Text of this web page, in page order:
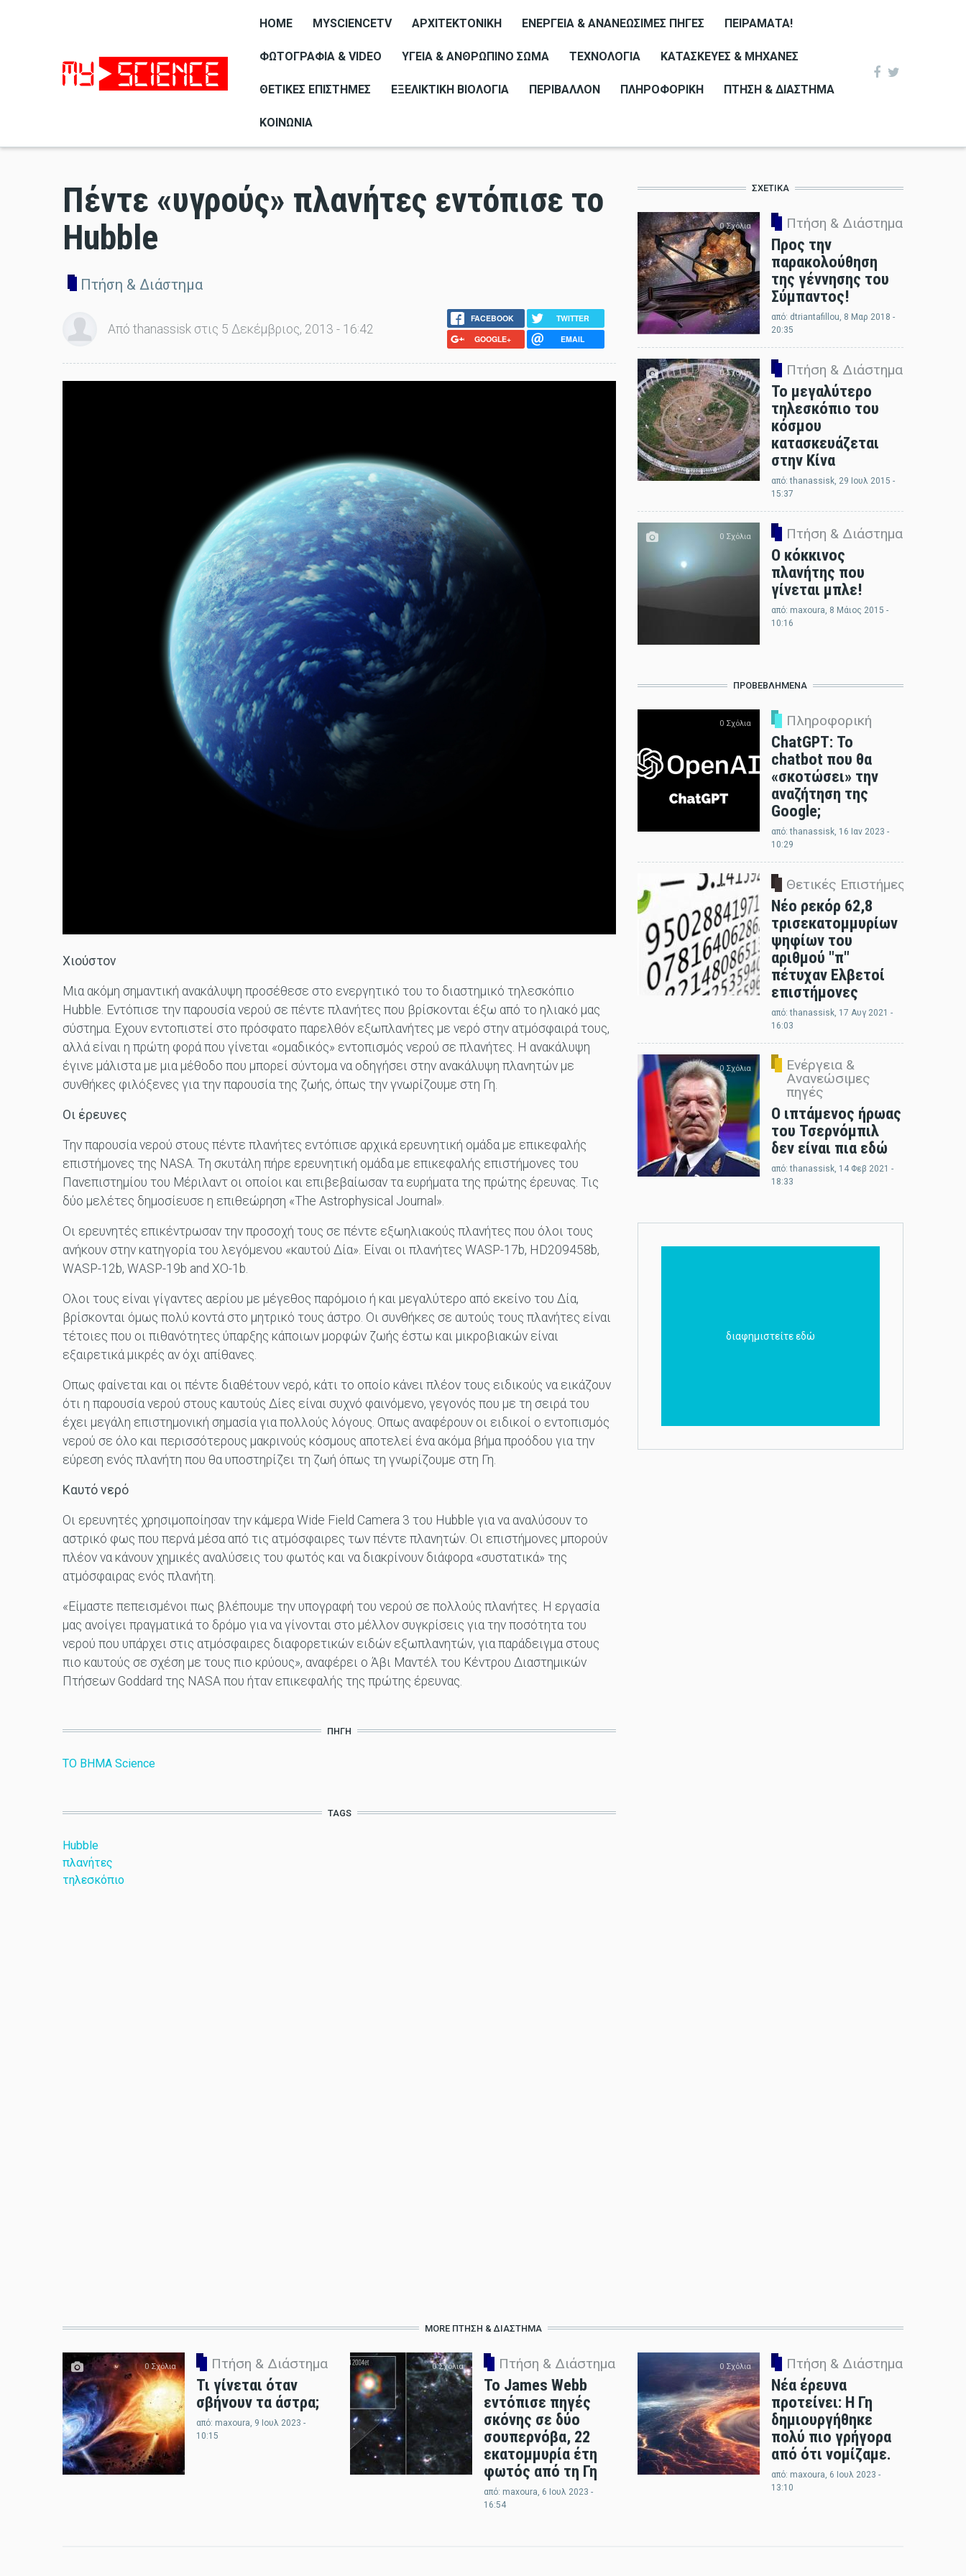
HOME MYSCIENCETV ΑΡΧΙΤΕΚΤΟΝΙΚΉ ΕΝΈΡΓΕΙΑ & ΑΝΑΝΕΏΣΙΜΕΣ ΠΗΓΈΣ ΠΕΙΡΆΜΑΤΑ!
ΦΩΤΟΓΡΑΦΊΑ & VIDEO ΥΓΕΊΑ & ΑΝΘΡΏΠΙΝΟ ΣΏΜΑ ΤΕΧΝΟΛΟΓΊΑ ΚΑΤΑΣΚΕΥΈΣ & ΜΗΧΑΝΈΣ
ΘΕΤΙΚΈΣ ΕΠΙΣΤΉΜΕΣ ΕΞΕΛΙΚΤΙΚΉ ΒΙΟΛΟΓΊΑ ΠΕΡΙΒΆΛΛΟΝ ΠΛΗΡΟΦΟΡΙΚΉ ΠΤΉΣΗ & ΔΙΆΣΤΗΜΑ
ΚΟΙΝΩΝΊΑ
Πέντε «υγρούς» πλανήτες εντόπισε το
Hubble
Πτήση & Διάστημα
Από thanassisk στις 5 Δεκέμβριος, 2013 - 16:42
FACEBOOK
TWITTER
GOOGLE+
EMAIL
Χιούστον
Μια ακόμη σημαντική ανακάλυψη προσέθεσε στο ενεργητικό του το διαστημικό τηλεσκόπιο
Hubble. Εντόπισε την παρουσία νερού σε πέντε πλανήτες που βρίσκονται έξω από το ηλιακό μας
σύστημα. Εχουν εντοπιστεί στο πρόσφατο παρελθόν εξωπλανήτες με νερό στην ατμόσφαιρά τους,
αλλά είναι η πρώτη φορά που γίνεται «ομαδικός» εντοπισμός νερού σε πλανήτες. Η ανακάλυψη
έγινε μάλιστα με μια μέθοδο που μπορεί σύντομα να οδηγήσει στην ανακάλυψη πλανητών με
συνθήκες φιλόξενες για την παρουσία της ζωής, όπως την γνωρίζουμε στη Γη.
Οι έρευνες
Την παρουσία νερού στους πέντε πλανήτες εντόπισε αρχικά ερευνητική ομάδα με επικεφαλής
επιστήμονες της NASA. Τη σκυτάλη πήρε ερευνητική ομάδα με επικεφαλής επιστήμονες του
Πανεπιστημίου του Μέριλαντ οι οποίοι και επιβεβαίωσαν τα ευρήματα της πρώτης έρευνας. Τις
δύο μελέτες δημοσίευσε η επιθεώρηση «The Astrophysical Journal».
Οι ερευνητές επικέντρωσαν την προσοχή τους σε πέντε εξωηλιακούς πλανήτες που όλοι τους
ανήκουν στην κατηγορία του λεγόμενου «καυτού Δία». Είναι οι πλανήτες WASP-17b, HD209458b,
WASP-12b, WASP-19b and XO-1b.
Ολοι τους είναι γίγαντες αερίου με μέγεθος παρόμοιο ή και μεγαλύτερο από εκείνο του Δία,
βρίσκονται όμως πολύ κοντά στο μητρικό τους άστρο. Οι συνθήκες σε αυτούς τους πλανήτες είναι
τέτοιες που οι πιθανότητες ύπαρξης κάποιων μορφών ζωής έστω και μικροβιακών είναι
εξαιρετικά μικρές αν όχι απίθανες.
Οπως φαίνεται και οι πέντε διαθέτουν νερό, κάτι το οποίο κάνει πλέον τους ειδικούς να εικάζουν
ότι η παρουσία νερού στους καυτούς Δίες είναι συχνό φαινόμενο, γεγονός που με τη σειρά του
έχει μεγάλη επιστημονική σημασία για πολλούς λόγους. Οπως αναφέρουν οι ειδικοί ο εντοπισμός
νερού σε όλο και περισσότερους μακρινούς κόσμους αποτελεί ένα ακόμα βήμα προόδου για την
εύρεση ενός πλανήτη που θα υποστηρίζει τη ζωή όπως τη γνωρίζουμε στη Γη.
Καυτό νερό
Οι ερευνητές χρησιμοποίησαν την κάμερα Wide Field Camera 3 του Hubble για να αναλύσουν το
αστρικό φως που περνά μέσα από τις ατμόσφαιρες των πέντε πλανητών. Οι επιστήμονες μπορούν
πλέον να κάνουν χημικές αναλύσεις του φωτός και να διακρίνουν διάφορα «συστατικά» της
ατμόσφαιρας ενός πλανήτη.
«Είμαστε πεπεισμένοι πως βλέπουμε την υπογραφή του νερού σε πολλούς πλανήτες. Η εργασία
μας ανοίγει πραγματικά το δρόμο για να γίνονται στο μέλλον συγκρίσεις για την ποσότητα του
νερού που υπάρχει στις ατμόσφαιρες διαφορετικών ειδών εξωπλανητών, για παράδειγμα στους
πιο καυτούς σε σχέση με τους πιο κρύους», αναφέρει ο Άβι Μαντέλ του Κέντρου Διαστημικών
Πτήσεων Goddard της NASA που ήταν επικεφαλής της πρώτης έρευνας.
ΠΗΓΉ
TO ΒΗΜΑ Science
TAGS
Hubble
πλανήτες
τηλεσκόπιο
ΣΧΕΤΙΚΆ
0 Σχόλια Πτήση & Διάστημα
Προς την
παρακολούθηση
της γέννησης του
Σύμπαντος!
από: dtriantafillou, 8 Μαρ 2018 -
20:35
0 Σχόλια Πτήση & Διάστημα
Το μεγαλύτερο
τηλεσκόπιο του
κόσμου
κατασκευάζεται
στην Κίνα
από:thanassisk, 29 Ιουλ 2015 -
15:37
0 Σχόλια Πτήση & Διάστημα
Ο κόκκινος
πλανήτης που
γίνεται μπλε!
από: maxoura, 8 Μάιος 2015 -
10:16
ΠΡΟΒΕΒΛΗΜΈΝΑ
0 Σχόλια Πληροφορική
ChatGPT: Το
chatbot που θα
«σκοτώσει» την
αναζήτηση της
Google;
από:thanassisk, 16 Ιαν 2023 -
10:29
0 Σχόλια Θετικές Επιστήμες
Νέο ρεκόρ 62,8
τρισεκατομμυρίων
ψηφίων του
αριθμού "π"
πέτυχαν Ελβετοί
επιστήμονες
από:thanassisk, 17 Αυγ 2021 -
16:03
0 Σχόλια
Ενέργεια &
Ανανεώσιμες
πηγές
Ο ιπτάμενος ήρωας
του Τσερνόμπιλ
δεν είναι πια εδώ
από:thanassisk, 14 Φεβ 2021 -
18:33
διαφημιστείτε εδώ
MORE ΠΤΉΣΗ & ΔΙΆΣΤΗΜΑ
0 Σχόλια Πτήση & Διάστημα
Τι γίνεται όταν
σβήνουν τα άστρα;
από: maxoura , 9 Ιουλ 2023 -
10:15
0 Σχόλια Πτήση & Διάστημα
Το James Webb
εντόπισε πηγές
σκόνης σε δύο
σουπερνόβα, 22
εκατομμυρία έτη
φωτός από τη Γη
από: maxoura , 6 Ιουλ 2023 -
16:54
0 Σχόλια Πτήση & Διάστημα
Νέα έρευνα
προτείνει: Η Γη
δημιουργήθηκε
πολύ πιο γρήγορα
από ότι νομίζαμε.
από: maxoura , 6 Ιουλ 2023 -
13:10